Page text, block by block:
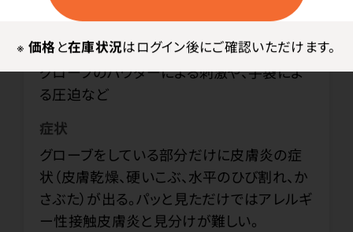
※ 価格と在庫状況はログイン後にご確認いただけます。
原因
頻回の手洗い、手洗いブラシ、石けん、洗剤、
グローブのパウダーによる刺激や、手袋によ
る圧迫など
症状
グローブをしている部分だけに皮膚炎の症
状（皮膚乾燥、硬いこぶ、水平のひび割れ、か
さぶた）が出る。パッと見ただけではアレルギ
ー性接触皮膚炎と見分けが難しい。